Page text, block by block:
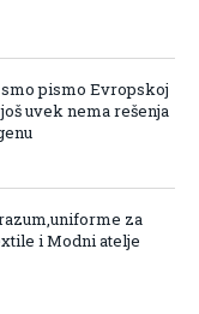
pismo Evropskoj
uvek nema rešenja
za
i Modni atelje